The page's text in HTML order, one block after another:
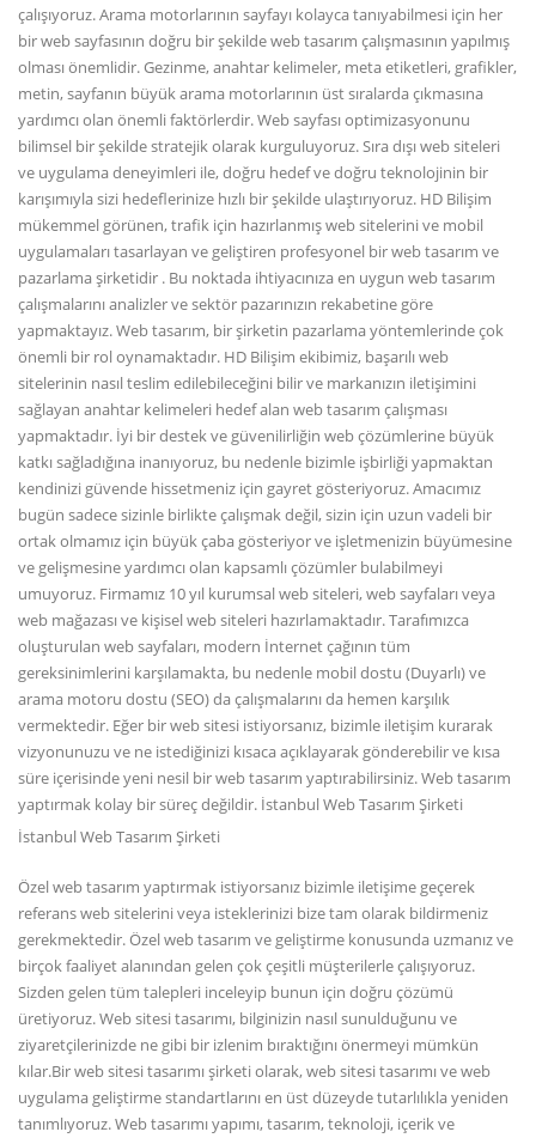
çalışıyoruz. Arama motorlarının sayfayı kolayca tanıyabilmesi için her
bir web sayfasının doğru bir şekilde web tasarım çalışmasının yapılmış
olması önemlidir. Gezinme, anahtar kelimeler, meta etiketleri, grafikler,
metin, sayfanın büyük arama motorlarının üst sıralarda çıkmasına
yardımcı olan önemli faktörlerdir. Web sayfası optimizasyonunu
bilimsel bir şekilde stratejik olarak kurguluyoruz. Sıra dışı web siteleri
ve uygulama deneyimleri ile, doğru hedef ve doğru teknolojinin bir
karışımıyla sizi hedeflerinize hızlı bir şekilde ulaştırıyoruz. HD Bilişim
mükemmel görünen, trafik için hazırlanmış web sitelerini ve mobil
uygulamaları tasarlayan ve geliştiren profesyonel bir web tasarım ve
pazarlama şirketidir . Bu noktada ihtiyacınıza en uygun web tasarım
çalışmalarını analizler ve sektör pazarınızın rekabetine göre
yapmaktayız. Web tasarım, bir şirketin pazarlama yöntemlerinde çok
önemli bir rol oynamaktadır. HD Bilişim ekibimiz, başarılı web
sitelerinin nasıl teslim edilebileceğini bilir ve markanızın iletişimini
sağlayan anahtar kelimeleri hedef alan web tasarım çalışması
yapmaktadır. İyi bir destek ve güvenilirliğin web çözümlerine büyük
katkı sağladığına inanıyoruz, bu nedenle bizimle işbirliği yapmaktan
kendinizi güvende hissetmeniz için gayret gösteriyoruz. Amacımız
bugün sadece sizinle birlikte çalışmak değil, sizin için uzun vadeli bir
ortak olmamız için büyük çaba gösteriyor ve işletmenizin büyümesine
ve gelişmesine yardımcı olan kapsamlı çözümler bulabilmeyi
umuyoruz. Firmamız 10 yıl kurumsal web siteleri, web sayfaları veya
web mağazası ve kişisel web siteleri hazırlamaktadır. Tarafımızca
oluşturulan web sayfaları, modern İnternet çağının tüm
gereksinimlerini karşılamakta, bu nedenle mobil dostu (Duyarlı) ve
arama motoru dostu (SEO) da çalışmalarını da hemen karşılık
vermektedir. Eğer bir web sitesi istiyorsanız, bizimle iletişim kurarak
vizyonunuzu ve ne istediğinizi kısaca açıklayarak gönderebilir ve kısa
süre içerisinde yeni nesil bir web tasarım yaptırabilirsiniz. Web tasarım
yaptırmak kolay bir süreç değildir. İstanbul Web Tasarım Şirketi
İstanbul Web Tasarım Şirketi
Özel web tasarım yaptırmak istiyorsanız bizimle iletişime geçerek
referans web sitelerini veya isteklerinizi bize tam olarak bildirmeniz
gerekmektedir. Özel web tasarım ve geliştirme konusunda uzmanız ve
birçok faaliyet alanından gelen çok çeşitli müşterilerle çalışıyoruz.
Sizden gelen tüm talepleri inceleyip bunun için doğru çözümü
üretiyoruz. Web sitesi tasarımı, bilginizin nasıl sunulduğunu ve
ziyaretçilerinizde ne gibi bir izlenim bıraktığını önermeyi mümkün
kılar.Bir web sitesi tasarımı şirketi olarak, web sitesi tasarımı ve web
uygulama geliştirme standartlarını en üst düzeyde tutarlılıkla yeniden
tanımlıyoruz. Web tasarımı yapımı, tasarım, teknoloji, içerik ve